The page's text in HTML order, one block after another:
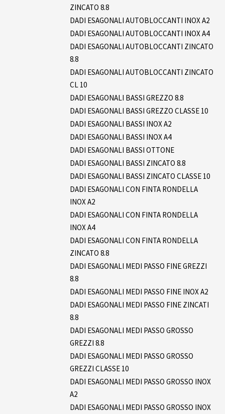
ZINCATO 8.8
DADI ESAGONALI AUTOBLOCCANTI INOX A2
DADI ESAGONALI AUTOBLOCCANTI INOX A4
DADI ESAGONALI AUTOBLOCCANTI ZINCATO
8.8
DADI ESAGONALI AUTOBLOCCANTI ZINCATO
CL 10
DADI ESAGONALI BASSI GREZZO 8.8
DADI ESAGONALI BASSI GREZZO CLASSE 10
DADI ESAGONALI BASSI INOX A2
DADI ESAGONALI BASSI INOX A4
DADI ESAGONALI BASSI OTTONE
DADI ESAGONALI BASSI ZINCATO 8.8
DADI ESAGONALI BASSI ZINCATO CLASSE 10
DADI ESAGONALI CON FINTA RONDELLA
INOX A2
DADI ESAGONALI CON FINTA RONDELLA
INOX A4
DADI ESAGONALI CON FINTA RONDELLA
ZINCATO 8.8
DADI ESAGONALI MEDI PASSO FINE GREZZI
8.8
DADI ESAGONALI MEDI PASSO FINE INOX A2
DADI ESAGONALI MEDI PASSO FINE ZINCATI
8.8
DADI ESAGONALI MEDI PASSO GROSSO
GREZZI 8.8
DADI ESAGONALI MEDI PASSO GROSSO
GREZZI CLASSE 10
DADI ESAGONALI MEDI PASSO GROSSO INOX
A2
DADI ESAGONALI MEDI PASSO GROSSO INOX